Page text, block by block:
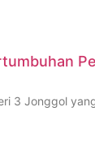
3 Jonggol